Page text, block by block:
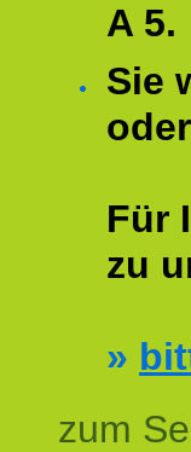
A 5.
Sie
Für
zu
»
zum